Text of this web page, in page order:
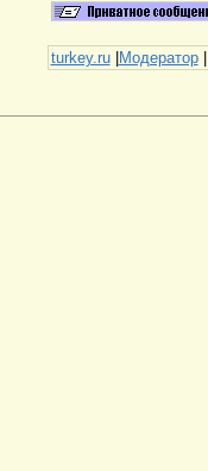
turkey.ru|Модератор|